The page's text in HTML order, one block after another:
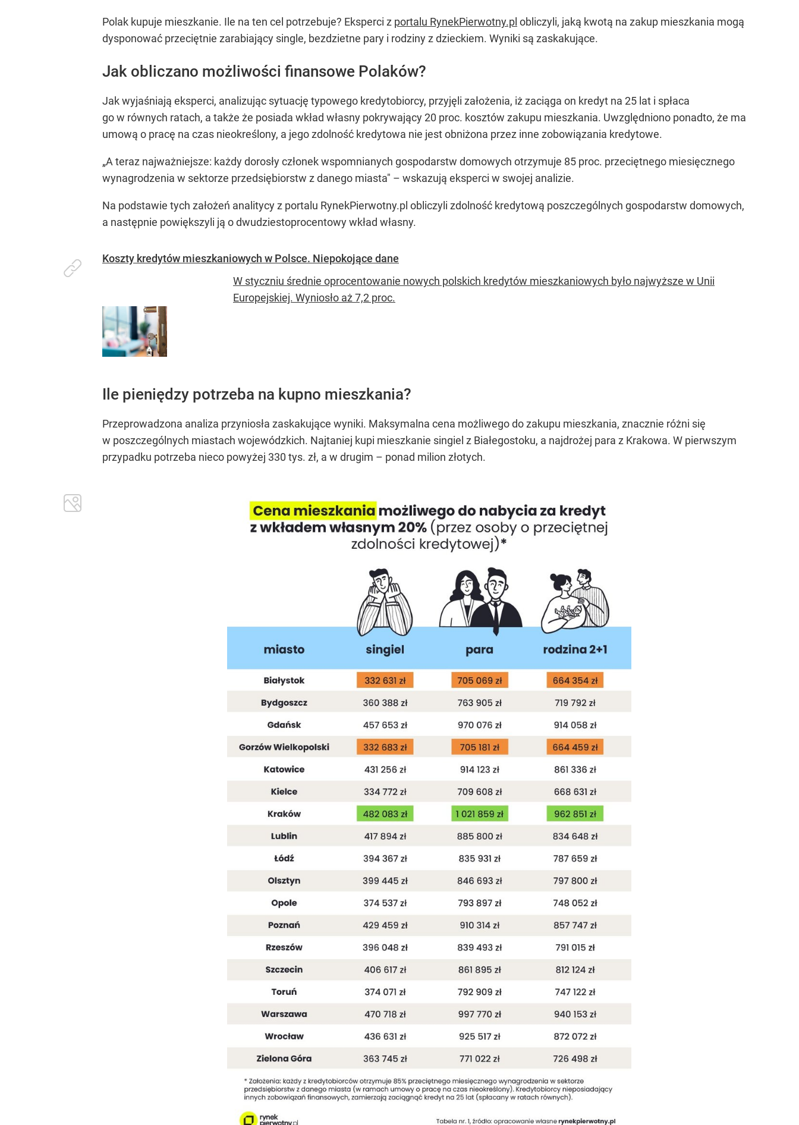
Polak kupuje mieszkanie. Ile na ten cel potrzebuje? Eksperci z portalu RynekPierwotny.pl obliczyli, jaką kwotą na zakup mieszkania mogą
dysponować przeciętnie zarabiający single, bezdzietne pary i rodziny z dzieckiem. Wyniki są zaskakujące.
Jak obliczano możliwości finansowe Polaków?
Jak wyjaśniają eksperci, analizując sytuację typowego kredytobiorcy, przyjęli założenia, iż zaciąga on kredyt na 25 lat i spłaca
go w równych ratach, a także że posiada wkład własny pokrywający 20 proc. kosztów zakupu mieszkania. Uwzględniono ponadto, że ma
umową o pracę na czas nieokreślony, a jego zdolność kredytowa nie jest obniżona przez inne zobowiązania kredytowe.
„A teraz najważniejsze: każdy dorosły członek wspomnianych gospodarstw domowych otrzymuje 85 proc. przeciętnego miesięcznego
wynagrodzenia w sektorze przedsiębiorstw z danego miasta" – wskazują eksperci w swojej analizie.
Na podstawie tych założeń analitycy z portalu RynekPierwotny.pl obliczyli zdolność kredytową poszczególnych gospodarstw domowych,
a następnie powiększyli ją o dwudziestoprocentowy wkład własny.
Koszty kredytów mieszkaniowych w Polsce. Niepokojące dane
W styczniu średnie oprocentowanie nowych polskich kredytów mieszkaniowych było najwyższe w Unii
Europejskiej. Wyniosło aż 7,2 proc.
Ile pieniędzy potrzeba na kupno mieszkania?
Przeprowadzona analiza przyniosła zaskakujące wyniki. Maksymalna cena możliwego do zakupu mieszkania, znacznie różni się
w poszczególnych miastach wojewódzkich. Najtaniej kupi mieszkanie singiel z Białegostoku, a najdrożej para z Krakowa. W pierwszym
przypadku potrzeba nieco powyżej 330 tys. zł, a w drugim – ponad milion złotych.